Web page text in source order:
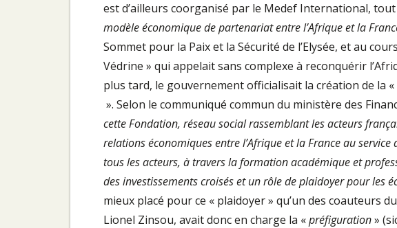
est d’ailleurs coorganisé par le Medef International, tout
modèle économique de partenariat entre l’Afrique et la
Sommet pour la Paix et la Sécurité de l’Elysée, et au
Védrine » qui appelait sans complexe à reconquérir
plus tard, le gouvernement officialisait la création de la «
». Selon le communiqué commun du ministère des
cette Fondation, réseau social rassemblant les acteurs
relations économiques entre l’Afrique et la France au
tous les acteurs, à travers la formation académique et
des investissements croisés et un rôle de plaidoyer pour les
mieux placé pour ce « plaidoyer » qu’un des coauteurs
Lionel Zinsou, avait donc en charge la «préfiguration»